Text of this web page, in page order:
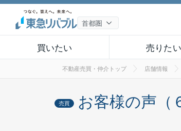
買いたい 売りたい
不動産売買・仲介トップ 店舗情報
売買 お客様の声（